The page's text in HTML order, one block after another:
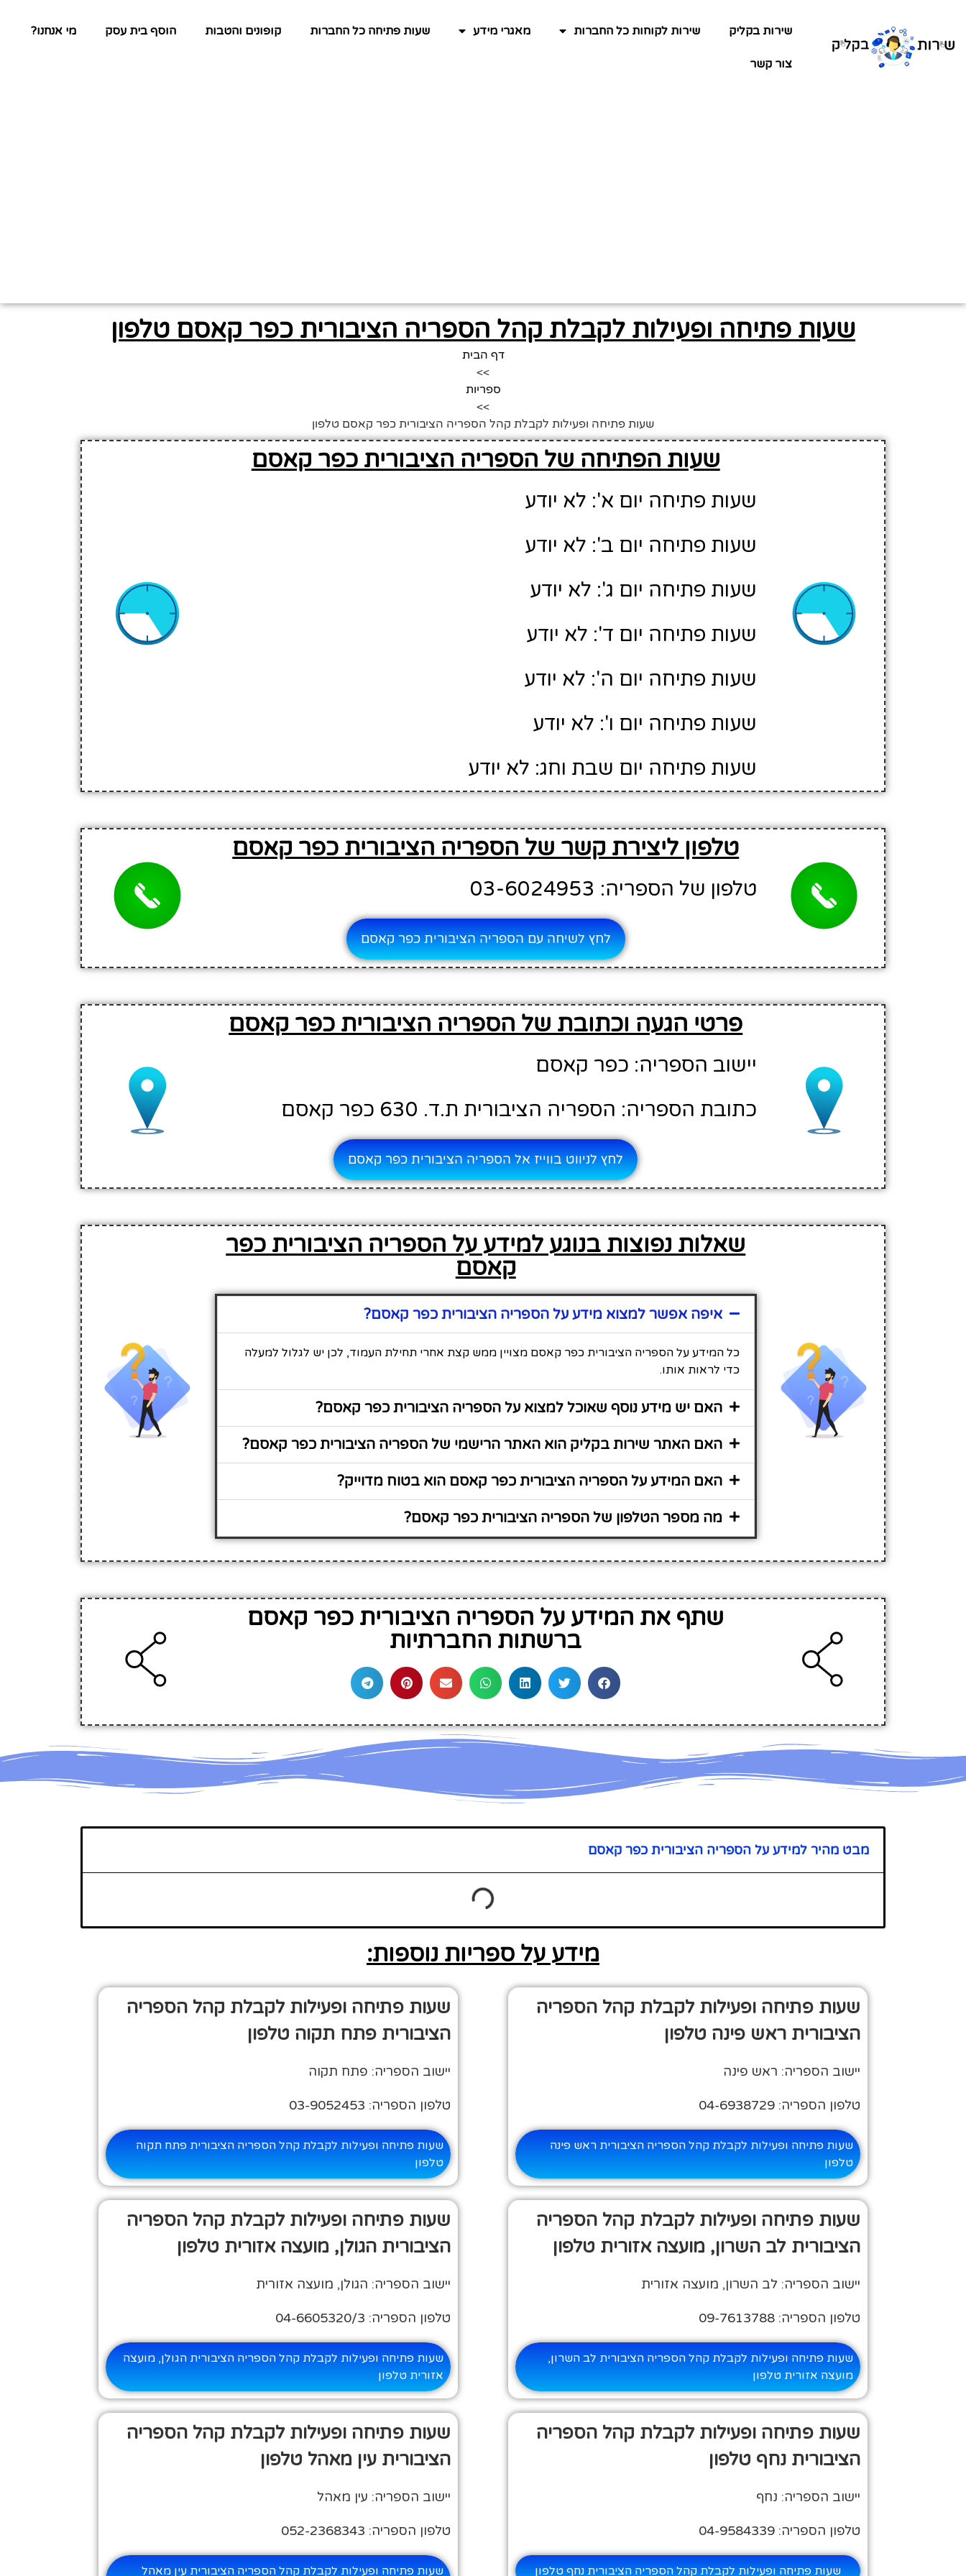
שירות בקליק שירות לקוחות כל החברות מאגרי מידע שעות פתיחה כל החברות קופונים והטבות הוסף בית עסק מי אנחנו?
צור קשר
שעות פתיחה ופעילות לקבלת קהל הספריה הציבורית כפר קאסם טלפון
דף הבית
>>
ספריות
>>
שעות פתיחה ופעילות לקבלת קהל הספריה הציבורית כפר קאסם טלפון
שעות הפתיחה של הספריה הציבורית כפר קאסם
שעות פתיחה יום א': לא יודע
שעות פתיחה יום ב': לא יודע
שעות פתיחה יום ג': לא יודע
שעות פתיחה יום ד': לא יודע
שעות פתיחה יום ה': לא יודע
שעות פתיחה יום ו': לא יודע
שעות פתיחה יום שבת וחג: לא יודע
טלפון ליצירת קשר של הספריה הציבורית כפר קאסם
טלפון של הספריה: 03-6024953
לחץ לשיחה עם הספריה הציבורית כפר קאסם
פרטי הגעה וכתובת של הספריה הציבורית כפר קאסם
יישוב הספריה: כפר קאסם
כתובת הספריה: הספריה הציבורית ת.ד. 630 כפר קאסם
לחץ לניווט בווייז אל הספריה הציבורית כפר קאסם
שאלות נפוצות בנוגע למידע על הספריה הציבורית כפר
קאסם
איפה אפשר למצוא מידע על הספריה הציבורית כפר קאסם?
כל המידע על הספריה הציבורית כפר קאסם מצויין ממש קצת אחרי תחילת העמוד, לכן יש לגלול למעלה
כדי לראות אותו.
האם יש מידע נוסף שאוכל למצוא על הספריה הציבורית כפר קאסם?
האם האתר שירות בקליק הוא האתר הרישמי של הספריה הציבורית כפר קאסם?
האם המידע על הספריה הציבורית כפר קאסם הוא בטוח מדוייק?
מה מספר הטלפון של הספריה הציבורית כפר קאסם?
שתף את המידע על הספריה הציבורית כפר קאסם
ברשתות החברתיות
מבט מהיר למידע על הספריה הציבורית כפר קאסם
מידע על ספריות נוספות:
שעות פתיחה ופעילות לקבלת קהל הספריה
הציבורית ראש פינה טלפון
יישוב הספריה: ראש פינה
טלפון הספריה: 04-6938729
שעות פתיחה ופעילות לקבלת קהל הספריה הציבורית ראש פינה
טלפון
שעות פתיחה ופעילות לקבלת קהל הספריה
הציבורית פתח תקוה טלפון
יישוב הספריה: פתח תקוה
טלפון הספריה: 03-9052453
שעות פתיחה ופעילות לקבלת קהל הספריה הציבורית פתח תקוה
טלפון
שעות פתיחה ופעילות לקבלת קהל הספריה
הציבורית לב השרון, מועצה אזורית טלפון
יישוב הספריה: לב השרון, מועצה אזורית
טלפון הספריה: 09-7613788
שעות פתיחה ופעילות לקבלת קהל הספריה הציבורית לב השרון,
מועצה אזורית טלפון
שעות פתיחה ופעילות לקבלת קהל הספריה
הציבורית הגולן, מועצה אזורית טלפון
יישוב הספריה: הגולן, מועצה אזורית
טלפון הספריה: 04-6605320/3
שעות פתיחה ופעילות לקבלת קהל הספריה הציבורית הגולן, מועצה
אזורית טלפון
שעות פתיחה ופעילות לקבלת קהל הספריה
הציבורית נחף טלפון
יישוב הספריה: נחף
טלפון הספריה: 04-9584339
שעות פתיחה ופעילות לקבלת קהל הספריה הציבורית נחף טלפון
שעות פתיחה ופעילות לקבלת קהל הספריה
הציבורית עין מאהל טלפון
יישוב הספריה: עין מאהל
טלפון הספריה: 052-2368343
שעות פתיחה ופעילות לקבלת קהל הספריה הציבורית עין מאהל